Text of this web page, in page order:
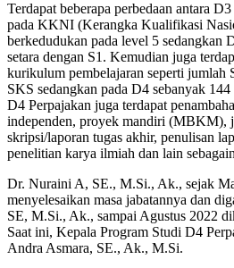
Terdapat beberapa perbedaan antara
pada KKNI (Kerangka Kualifikasi
berkedudukan pada level 5 sedangkan
setara dengan S1. Kemudian juga
kurikulum pembelajaran seperti jumlah
SKS sedangkan pada D4 sebanyak
D4 Perpajakan juga terdapat
independen, proyek mandiri (MBKM),
skripsi/laporan tugas akhir, penulisan
penelitian karya ilmiah dan lain
Dr. Nuraini A, SE., M.Si., Ak., sejak
menyelesaikan masa jabatannya dan
SE, M.Si., Ak., sampai Agustus 2022
Saat ini, Kepala Program Studi D4
Andra Asmara, SE., Ak., M.Si.